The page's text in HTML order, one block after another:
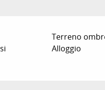
Terreno
Alloggio